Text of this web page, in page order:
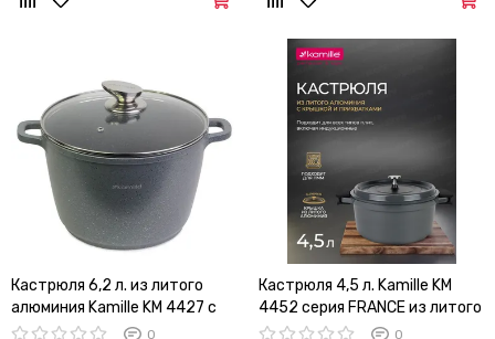
Кастрюля 6,2 л. из литого
алюминия Kamille KM 4427 с
мраморным покрытием
0
Кастрюля 4,5 л. Kamille KM
4452 серия FRANCE из литого
алюминия с антипригарным
0